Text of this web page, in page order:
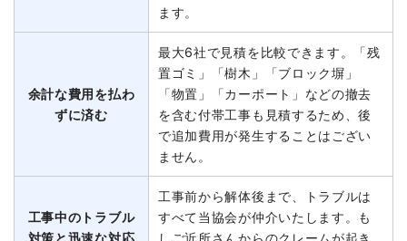
ます。
余計な費用を払わ
ずに済む
最大6社で見積を比較できます。「残
置ゴミ」「樹木」「ブロック塀」
「物置」「カーポート」などの撤去
を含む付帯工事も見積するため、後
で追加費用が発生することはござい
ません。
工事中のトラブル
対策と迅速な対応
工事前から解体後まで、トラブルは
すべて当協会が仲介いたします。も
しご近所さんからのクレームが起き